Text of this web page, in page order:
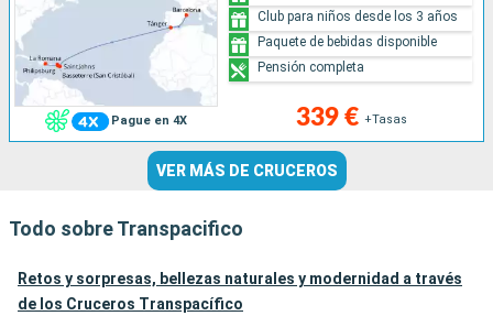
Pague en 4X 339 € +Tasas
Club para niños desde los 3 años
Paquete de bebidas disponible
Pensión completa
VER MÁS DE CRUCEROS
Todo sobre Transpacifico
Retos y sorpresas, bellezas naturales y modernidad a través
de los Cruceros Transpacífico